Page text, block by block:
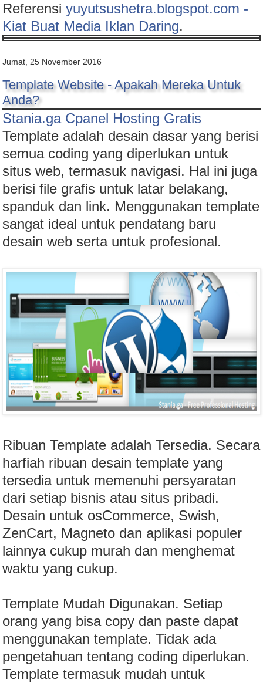
Referensiyuyutsushetra.blogspot.com -
Kiat Buat Media Iklan Daring.
Jumat, 25 November 2016
Template Website - Apakah Mereka Untuk
Anda?
Stania.ga Cpanel Hosting Gratis
Template adalah desain dasar yang berisi
semua coding yang diperlukan untuk
situs web, termasuk navigasi. Hal ini juga
berisi file grafis untuk latar belakang,
spanduk dan link. Menggunakan template
sangat ideal untuk pendatang baru
desain web serta untuk profesional.
Ribuan Template adalah Tersedia. Secara
harfiah ribuan desain template yang
tersedia untuk memenuhi persyaratan
dari setiap bisnis atau situs pribadi.
Desain untuk osCommerce, Swish,
ZenCart, Magneto dan aplikasi populer
lainnya cukup murah dan menghemat
waktu yang cukup.
Template Mudah Digunakan. Setiap
orang yang bisa copy dan paste dapat
menggunakan template. Tidak ada
pengetahuan tentang coding diperlukan.
Template termasuk mudah untuk